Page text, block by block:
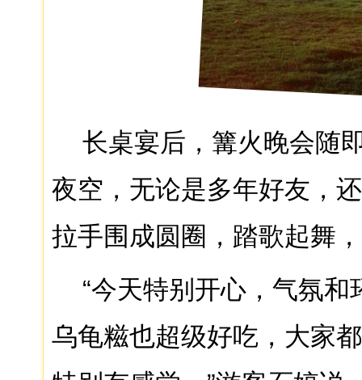
长桌宴后，篝火晚会随
夜空，无论是多年好友，
拉手围成圆圈，踏歌起舞
“今天特别开心，气氛
乌龟糍也超级好吃，大家